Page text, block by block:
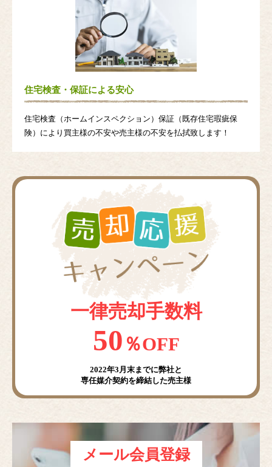
住宅検査・保証による安心
住宅検査（ホームインスペクション）保証（既存住宅瑕疵保
険）により買主様の不安や売主様の不安を払拭致します！
一律売却手数料
50 ％OFF
2022年3月末までに弊社と
専任媒介契約を締結した売主様
メール会員登録